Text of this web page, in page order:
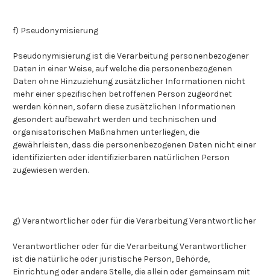
f) Pseudonymisierung
Pseudonymisierung ist die Verarbeitung personenbezogener
Daten in einer Weise, auf welche die personenbezogenen
Daten ohne Hinzuziehung zusätzlicher Informationen nicht
mehr einer spezifischen betroffenen Person zugeordnet
werden können, sofern diese zusätzlichen Informationen
gesondert aufbewahrt werden und technischen und
organisatorischen Maßnahmen unterliegen, die
gewährleisten, dass die personenbezogenen Daten nicht einer
identifizierten oder identifizierbaren natürlichen Person
zugewiesen werden.
g) Verantwortlicher oder für die Verarbeitung Verantwortlicher
Verantwortlicher oder für die Verarbeitung Verantwortlicher
ist die natürliche oder juristische Person, Behörde,
Einrichtung oder andere Stelle, die allein oder gemeinsam mit